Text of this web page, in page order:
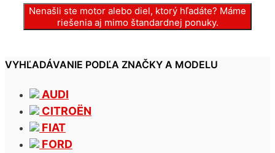
Nenašli ste motor alebo diel, ktorý hľadáte? Máme
riešenia aj mimo štandardnej ponuky.
VYHĽADÁVANIE PODĽA ZNAČKY A MODELU
AUDI
CITROËN
FIAT
FORD